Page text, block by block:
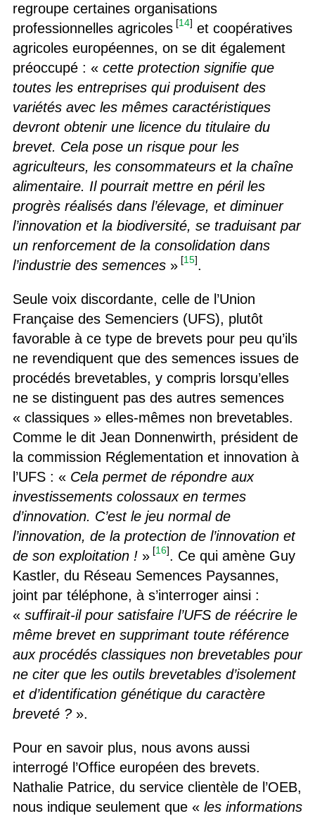
regroupe certaines organisations
professionnelles agricoles [14] et coopératives
agricoles européennes, on se dit également
préoccupé : « cette protection signifie que
toutes les entreprises qui produisent des
variétés avec les mêmes caractéristiques
devront obtenir une licence du titulaire du
brevet. Cela pose un risque pour les
agriculteurs, les consommateurs et la chaîne
alimentaire. Il pourrait mettre en péril les
progrès réalisés dans l’élevage, et diminuer
l’innovation et la biodiversité, se traduisant par
un renforcement de la consolidation dans
l’industrie des semences» [15].
Seule voix discordante, celle de l’Union
Française des Semenciers (UFS), plutôt
favorable à ce type de brevets pour peu qu’ils
ne revendiquent que des semences issues de
procédés brevetables, y compris lorsqu’elles
ne se distinguent pas des autres semences
« classiques » elles-mêmes non brevetables.
Comme le dit Jean Donnenwirth, président de
la commission Réglementation et innovation à
l’UFS : « Cela permet de répondre aux
investissements colossaux en termes
d’innovation. C’est le jeu normal de
l’innovation, de la protection de l’innovation et
de son exploitation !» [16]. Ce qui amène Guy
Kastler, du Réseau Semences Paysannes,
joint par téléphone, à s’interroger ainsi :
« suffirait-il pour satisfaire l’UFS de réécrire le
même brevet en supprimant toute référence
aux procédés classiques non brevetables pour
ne citer que les outils brevetables d’isolement
et d’identification génétique du caractère
breveté ?».
Pour en savoir plus, nous avons aussi
interrogé l’Office européen des brevets.
Nathalie Patrice, du service clientèle de l’OEB,
nous indique seulement que « les informations